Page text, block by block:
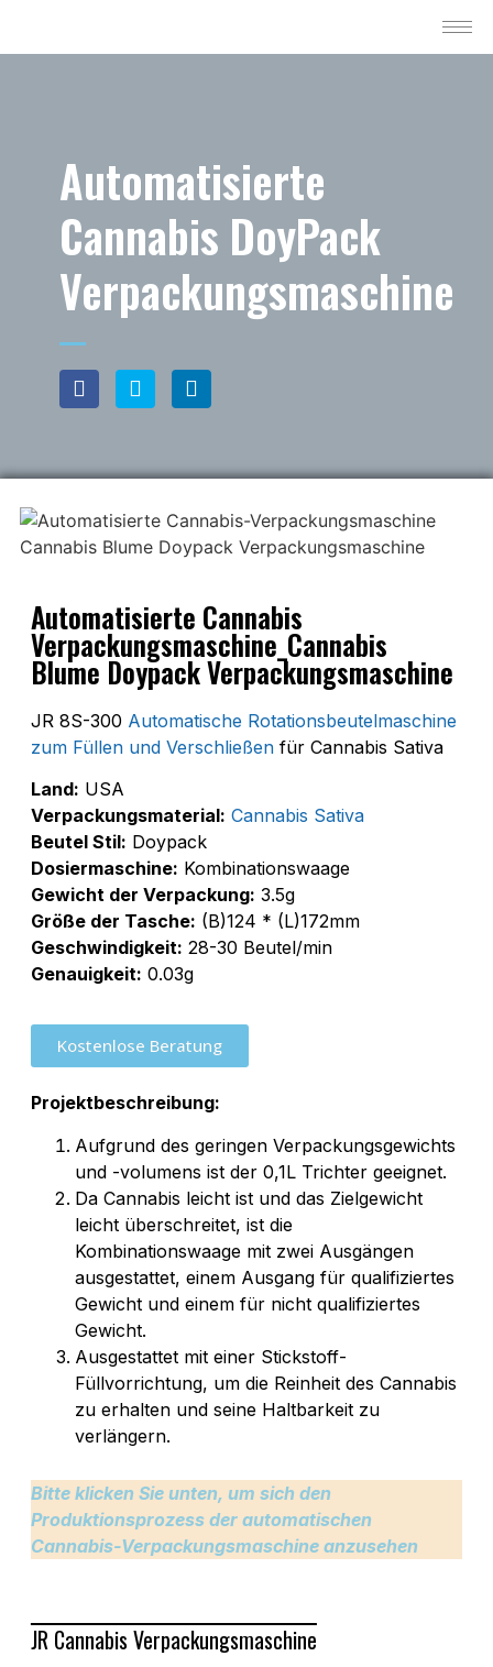
Automatisierte
Cannabis DoyPack
Verpackungsmaschine
Automatisierte Cannabis
Verpackungsmaschine_Cannabis
Blume Doypack Verpackungsmaschine
JR 8S-300 Automatische Rotationsbeutelmaschine
zum Füllen und Verschließenfür Cannabis Sativa
Land: USA
Verpackungsmaterial: Cannabis Sativa
Beutel Stil: Doypack
Dosiermaschine: Kombinationswaage
Gewicht der Verpackung: 3.5g
Größe der Tasche: (B)124 * (L)172mm
Geschwindigkeit: 28-30 Beutel/min
Genauigkeit: 0.03g
Kostenlose Beratung
Projektbeschreibung:
Aufgrund des geringen Verpackungsgewichts
und -volumens ist der 0,1L Trichter geeignet.
Da Cannabis leicht ist und das Zielgewicht
leicht überschreitet, ist die
Kombinationswaage mit zwei Ausgängen
ausgestattet, einem Ausgang für qualifiziertes
Gewicht und einem für nicht qualifiziertes
Gewicht.
Ausgestattet mit einer Stickstoff-
Füllvorrichtung, um die Reinheit des Cannabis
zu erhalten und seine Haltbarkeit zu
verlängern.
Bitte klicken Sie unten, um sich den
Produktionsprozess der automatischen
Cannabis-Verpackungsmaschine anzusehen
JR Cannabis Verpackungsmaschine
Maschine zum Verpacken von